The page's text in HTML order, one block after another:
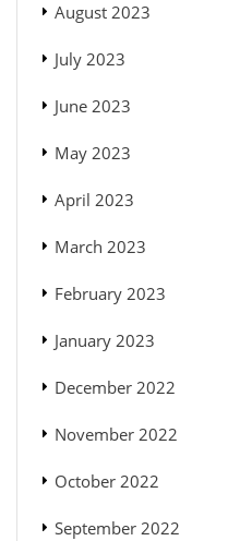
August 2023
July 2023
June 2023
May 2023
April 2023
March 2023
February 2023
January 2023
December 2022
November 2022
October 2022
September 2022